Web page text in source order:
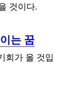
것이다.
는 꿈
회가 올 것입